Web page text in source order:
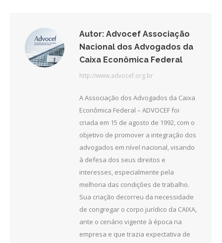
Autor: Advocef Associação
Nacional dos Advogados da
Caixa Econômica Federal
http://www.advocef.org.br
A Associação dos Advogados da Caixa
Econômica Federal – ADVOCEF foi
criada em 15 de agosto de 1992, com o
objetivo de promover a integração dos
advogados em nível nacional, visando
à defesa dos seus direitos e
interesses, especialmente pela
melhoria das condições de trabalho.
Sua criação decorreu da necessidade
de congregar o corpo jurídico da CAIXA,
ante o cenário vigente à época na
empresa e que trazia expectativa de